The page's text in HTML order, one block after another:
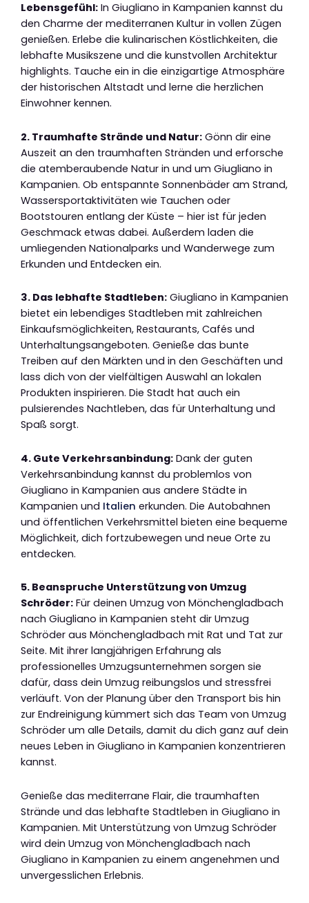
Lebensgefühl: In Giugliano in Kampanien kannst du
den Charme der mediterranen Kultur in vollen Zügen
genießen. Erlebe die kulinarischen Köstlichkeiten, die
lebhafte Musikszene und die kunstvollen Architektur
highlights. Tauche ein in die einzigartige Atmosphäre
der historischen Altstadt und lerne die herzlichen
Einwohner kennen.
2. Traumhafte Strände und Natur: Gönn dir eine
Auszeit an den traumhaften Stränden und erforsche
die atemberaubende Natur in und um Giugliano in
Kampanien. Ob entspannte Sonnenbäder am Strand,
Wassersportaktivitäten wie Tauchen oder
Bootstouren entlang der Küste – hier ist für jeden
Geschmack etwas dabei. Außerdem laden die
umliegenden Nationalparks und Wanderwege zum
Erkunden und Entdecken ein.
3. Das lebhafte Stadtleben: Giugliano in Kampanien
bietet ein lebendiges Stadtleben mit zahlreichen
Einkaufsmöglichkeiten, Restaurants, Cafés und
Unterhaltungsangeboten. Genieße das bunte
Treiben auf den Märkten und in den Geschäften und
lass dich von der vielfältigen Auswahl an lokalen
Produkten inspirieren. Die Stadt hat auch ein
pulsierendes Nachtleben, das für Unterhaltung und
Spaß sorgt.
4. Gute Verkehrsanbindung: Dank der guten
Verkehrsanbindung kannst du problemlos von
Giugliano in Kampanien aus andere Städte in
Kampanien und Italien erkunden. Die Autobahnen
und öffentlichen Verkehrsmittel bieten eine bequeme
Möglichkeit, dich fortzubewegen und neue Orte zu
entdecken.
5. Beanspruche Unterstützung von Umzug
Schröder: Für deinen Umzug von Mönchengladbach
nach Giugliano in Kampanien steht dir Umzug
Schröder aus Mönchengladbach mit Rat und Tat zur
Seite. Mit ihrer langjährigen Erfahrung als
professionelles Umzugsunternehmen sorgen sie
dafür, dass dein Umzug reibungslos und stressfrei
verläuft. Von der Planung über den Transport bis hin
zur Endreinigung kümmert sich das Team von Umzug
Schröder um alle Details, damit du dich ganz auf dein
neues Leben in Giugliano in Kampanien konzentrieren
kannst.
Genieße das mediterrane Flair, die traumhaften
Strände und das lebhafte Stadtleben in Giugliano in
Kampanien. Mit Unterstützung von Umzug Schröder
wird dein Umzug von Mönchengladbach nach
Giugliano in Kampanien zu einem angenehmen und
unvergesslichen Erlebnis.